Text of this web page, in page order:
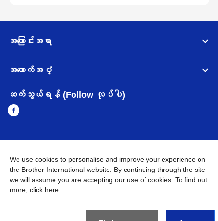
အကြောင်းအရာ
အထောက်အပံ့
ဆက်သွယ်ရန် (Follow လုပ်ပါ)
အချက်အလက်မူဝါဒ အသုံးပြုမူဝါဒ
သုံးစွဲရန် ဝက်ဆိုဒ်အညွှန်း
Brother Global ဝက်ဆိုဒ်သို့သွားရန်
We use cookies to personalise and improve your experience on
the Brother International website. By continuing through the site
we will assume you are accepting our use of cookies. To find out
more, click here